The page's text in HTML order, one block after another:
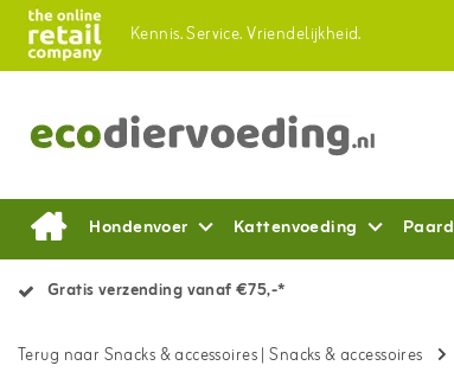
Kennis.Service.Vriendelijkheid.
Hondenvoer Kattenvoeding Paard
Gratis verzending vanaf €75,-*
Terug naar Snacks & accessoires|Snacks & accessoires